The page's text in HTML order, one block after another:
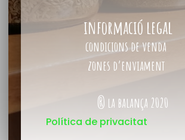
informació legal
condicions de venda
zones d’enviament
® la balança 2020
Política de privacitat